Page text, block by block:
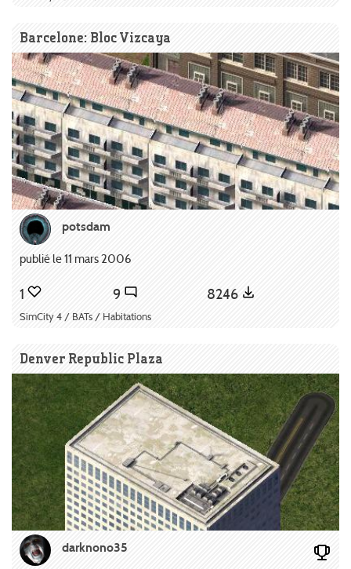
Barcelone: Bloc Vizcaya
potsdam
publié le 11 mars 2006
1 9 8246
SimCity 4 / BATs / Habitations
Denver Republic Plaza
darknono35